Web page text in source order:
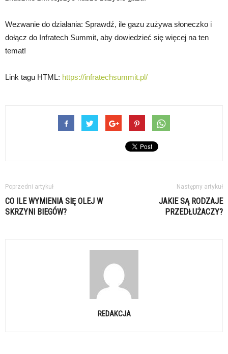
Wezwanie do działania: Sprawdź, ile gazu zużywa słoneczko i
dołącz do Infratech Summit, aby dowiedzieć się więcej na ten
temat!
Link tagu HTML: https://infratechsummit.pl/
Poprzedni artykuł
CO ILE WYMIENIA SIĘ OLEJ W
SKRZYNI BIEGÓW?
Następny artykuł
JAKIE SĄ RODZAJE
PRZEDŁUŻACZY?
REDAKCJA